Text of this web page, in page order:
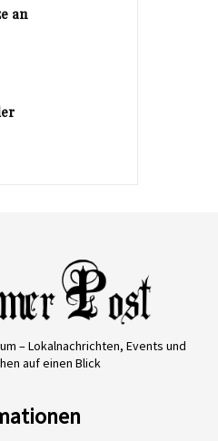
an
– Lokalnachrichten, Events und
auf einen Blick